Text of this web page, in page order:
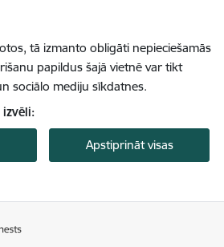
tā izmanto obligāti nepieciešamās
papildus šajā vietnē var tikt
sociālo mediju sīkdatnes.
izvēli:
Apstiprināt visas